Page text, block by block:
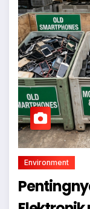
Environment